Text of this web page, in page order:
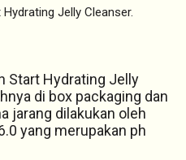
Jelly Cleanser.
Start Hydrating Jelly
di box packaging dan
jarang dilakukan oleh
yang merupakan ph